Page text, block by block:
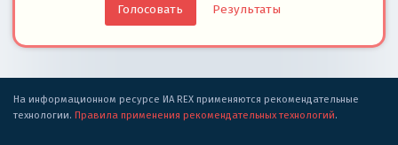
Результаты
На информационном ресурсе ИА REX применяются рекомендательные
технологии. Правила применения рекомендательных технологий.